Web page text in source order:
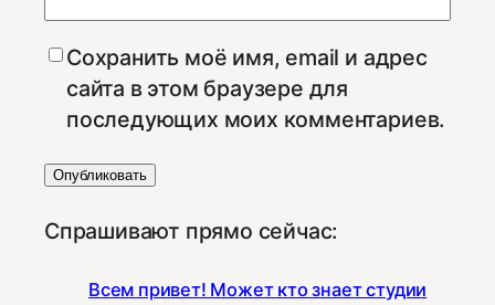
Сохранить моё имя, email и адрес
сайта в этом браузере для
последующих моих комментариев.
Спрашивают прямо сейчас:
Всем привет! Может кто знает студии